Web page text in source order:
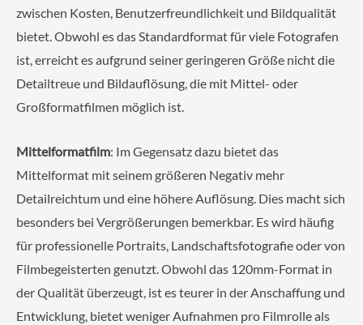
zwischen Kosten, Benutzerfreundlichkeit und Bildqualität
bietet. Obwohl es das Standardformat für viele Fotografen
ist, erreicht es aufgrund seiner geringeren Größe nicht die
Detailtreue und Bildauflösung, die mit Mittel- oder
Großformatfilmen möglich ist.
Mittelformatfilm: Im Gegensatz dazu bietet das
Mittelformat mit seinem größeren Negativ mehr
Detailreichtum und eine höhere Auflösung. Dies macht sich
besonders bei Vergrößerungen bemerkbar. Es wird häufig
für professionelle Portraits, Landschaftsfotografie oder von
Filmbegeisterten genutzt. Obwohl das 120mm-Format in
der Qualität überzeugt, ist es teurer in der Anschaffung und
Entwicklung, bietet weniger Aufnahmen pro Filmrolle als